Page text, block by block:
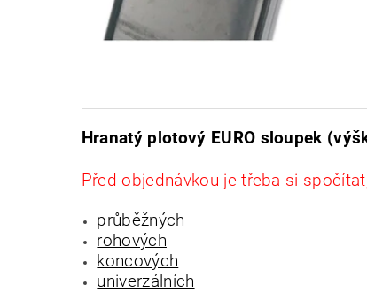
Hranatý plotový EURO sloupek
Před objednávkou je třeba si
průběžných
rohových
koncových
univerzálních